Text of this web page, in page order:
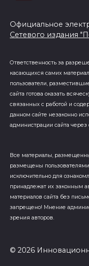
Официальное
Сетевого издания
Ответственность за
касающихся самих
пользователи,
сайта готова оказать
связанных с работой и
данном сайте незаконно
администрации сайта
Все материалы,
размещены
исключительно для
принадлежат их законным
материалов сайта без
запрещено! Мнение
зрения авторов.
© 2026